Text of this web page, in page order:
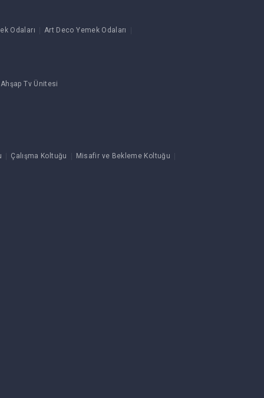
Odaları Art Deco Yemek Odaları
Tv Ünitesi
Çalışma Koltuğu Misafir ve Bekleme Koltuğu